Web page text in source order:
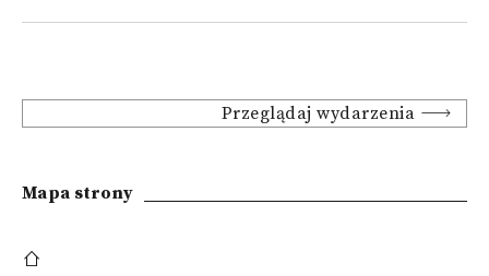
Przeglądaj wydarzenia
Mapa strony